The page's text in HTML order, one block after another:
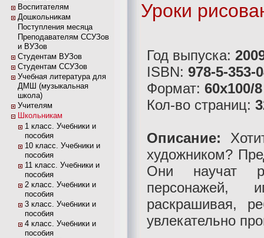
Воспитателям
Дошкольникам
Поступления месяца
Преподавателям ССУЗов
и ВУЗов
Студентам ВУЗов
Студентам ССУЗов
Учебная литература для
ДМШ (музыкальная
школа)
Учителям
Школьникам
1 класс. Учебники и
пособия
10 класс. Учебники и
пособия
11 класс. Учебники и
пособия
2 класс. Учебники и
пособия
3 класс. Учебники и
пособия
4 класс. Учебники и
пособия
Уроки
Год выпуска:
ISBN: 978-5-353-
Формат: 60x100/8
Кол-во страниц:
Описание:
художником?
Они научат
персонажей,
раскрашивая,
увлекательно